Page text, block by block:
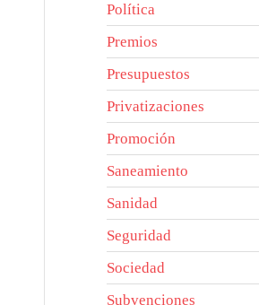
Política
Premios
Presupuestos
Privatizaciones
Promoción
Saneamiento
Sanidad
Seguridad
Sociedad
Subvenciones